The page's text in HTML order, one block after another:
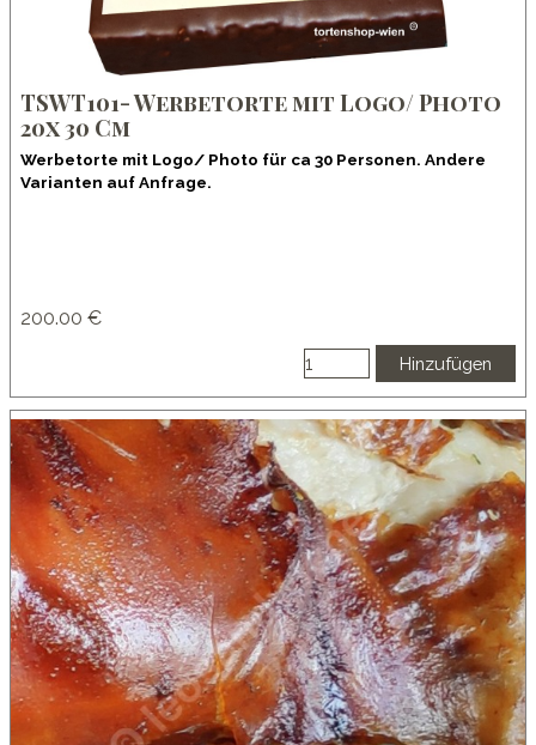
TSWT101- Werbetorte mit Logo/ Photo
20x 30 Cm
Werbetorte mit Logo/ Photo für ca 30 Personen. Andere
Varianten auf Anfrage.
200.00 €
Hinzufügen